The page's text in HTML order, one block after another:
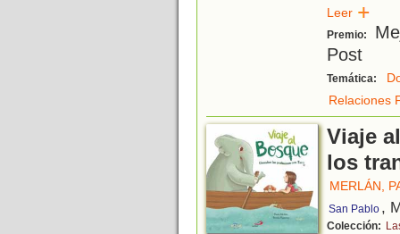
Leer
Premio:
Post
Temática:
Relaciones
Viaje
los
MERLÁN,
San Pablo ,
Colección: